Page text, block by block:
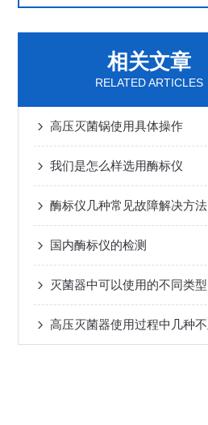
相关文章
RELATED ARTICLES
高压灭菌锅使用具体操作
我们是怎么样选用酶标仪
酶标仪几种常见故障解决方法
国内酶标仪的检测